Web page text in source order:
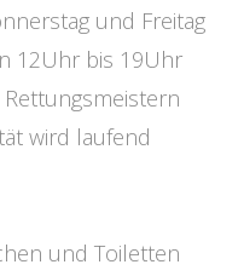
und Freitag
12Uhr bis 19Uhr
wird laufend
und Toiletten